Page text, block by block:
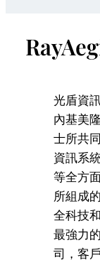
h
光盾資
內基美
士所共
資訊系
等全方
所組成
全科技
最強力
司，客